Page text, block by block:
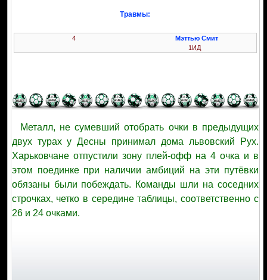
Травмы:
4
Мэттью Смит
1ИД
Металл, не сумевший отобрать очки в предыдущих
двух турах у Десны принимал дома львовский Рух.
Харьковчане отпустили зону плей-офф на 4 очка и в
этом поединке при наличии амбиций на эти путёвки
обязаны были побеждать. Команды шли на соседних
строчках, четко в середине таблицы, соответственно с
26 и 24 очками.